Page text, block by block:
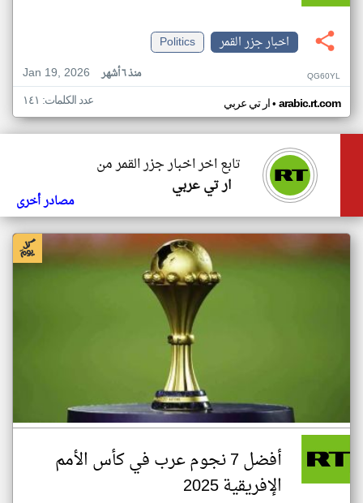
اخبار جزر القمر
Politics
Jan 19, 2026
منذ ٦ أشهر QG60YL
ار تي عربي• arabic.rt.com عدد الكلمات: ١٤١
تابع اخر اخبار جزر القمر من
ار تي عربي
مصادر أخرى
أفضل 7 نجوم عرب في كأس الأمم
الإفريقية 2025